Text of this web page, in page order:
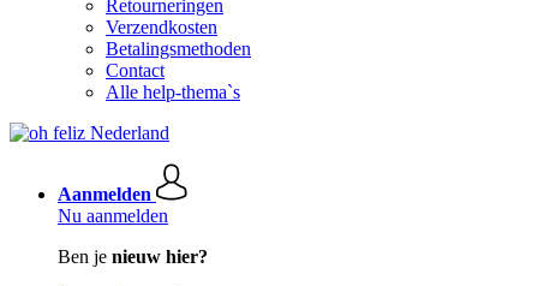
Retourneringen
Verzendkosten
Betalingsmethoden
Contact
Alle help-thema`s
Aanmelden
Nu aanmelden
Ben je nieuw hier?